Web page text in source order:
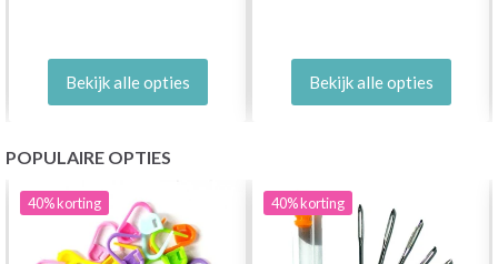
Bekijk alle opties Bekijk alle opties
POPULAIRE OPTIES
40%korting 40%korting